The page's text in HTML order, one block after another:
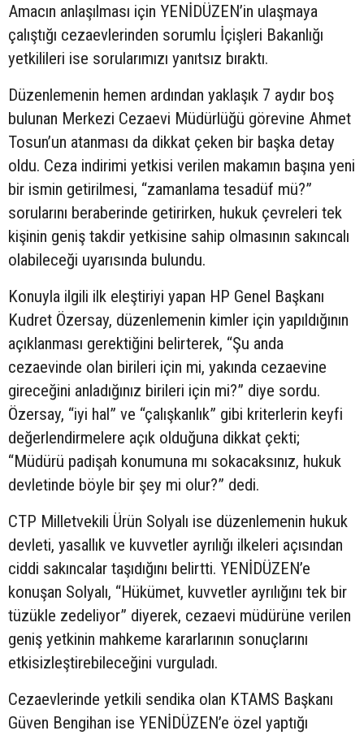
Amacın anlaşılması için YENİDÜZEN’in ulaşmaya
çalıştığı cezaevlerinden sorumlu İçişleri Bakanlığı
yetkilileri ise sorularımızı yanıtsız bıraktı.
Düzenlemenin hemen ardından yaklaşık 7 aydır boş
bulunan Merkezi Cezaevi Müdürlüğü görevine Ahmet
Tosun’un atanması da dikkat çeken bir başka detay
oldu. Ceza indirimi yetkisi verilen makamın başına yeni
bir ismin getirilmesi, “zamanlama tesadüf mü?”
sorularını beraberinde getirirken, hukuk çevreleri tek
kişinin geniş takdir yetkisine sahip olmasının sakıncalı
olabileceği uyarısında bulundu.
Konuyla ilgili ilk eleştiriyi yapan HP Genel Başkanı
Kudret Özersay, düzenlemenin kimler için yapıldığının
açıklanması gerektiğini belirterek, “Şu anda
cezaevinde olan birileri için mi, yakında cezaevine
gireceğini anladığınız birileri için mi?” diye sordu.
Özersay, “iyi hal” ve “çalışkanlık” gibi kriterlerin keyfi
değerlendirmelere açık olduğuna dikkat çekti;
“Müdürü padişah konumuna mı sokacaksınız, hukuk
devletinde böyle bir şey mi olur?” dedi.
CTP Milletvekili Ürün Solyalı ise düzenlemenin hukuk
devleti, yasallık ve kuvvetler ayrılığı ilkeleri açısından
ciddi sakıncalar taşıdığını belirtti. YENİDÜZEN’e
konuşan Solyalı, “Hükümet, kuvvetler ayrılığını tek bir
tüzükle zedeliyor” diyerek, cezaevi müdürüne verilen
geniş yetkinin mahkeme kararlarının sonuçlarını
etkisizleştirebileceğini vurguladı.
Cezaevlerinde yetkili sendika olan KTAMS Başkanı
Güven Bengihan ise YENİDÜZEN’e özel yaptığı